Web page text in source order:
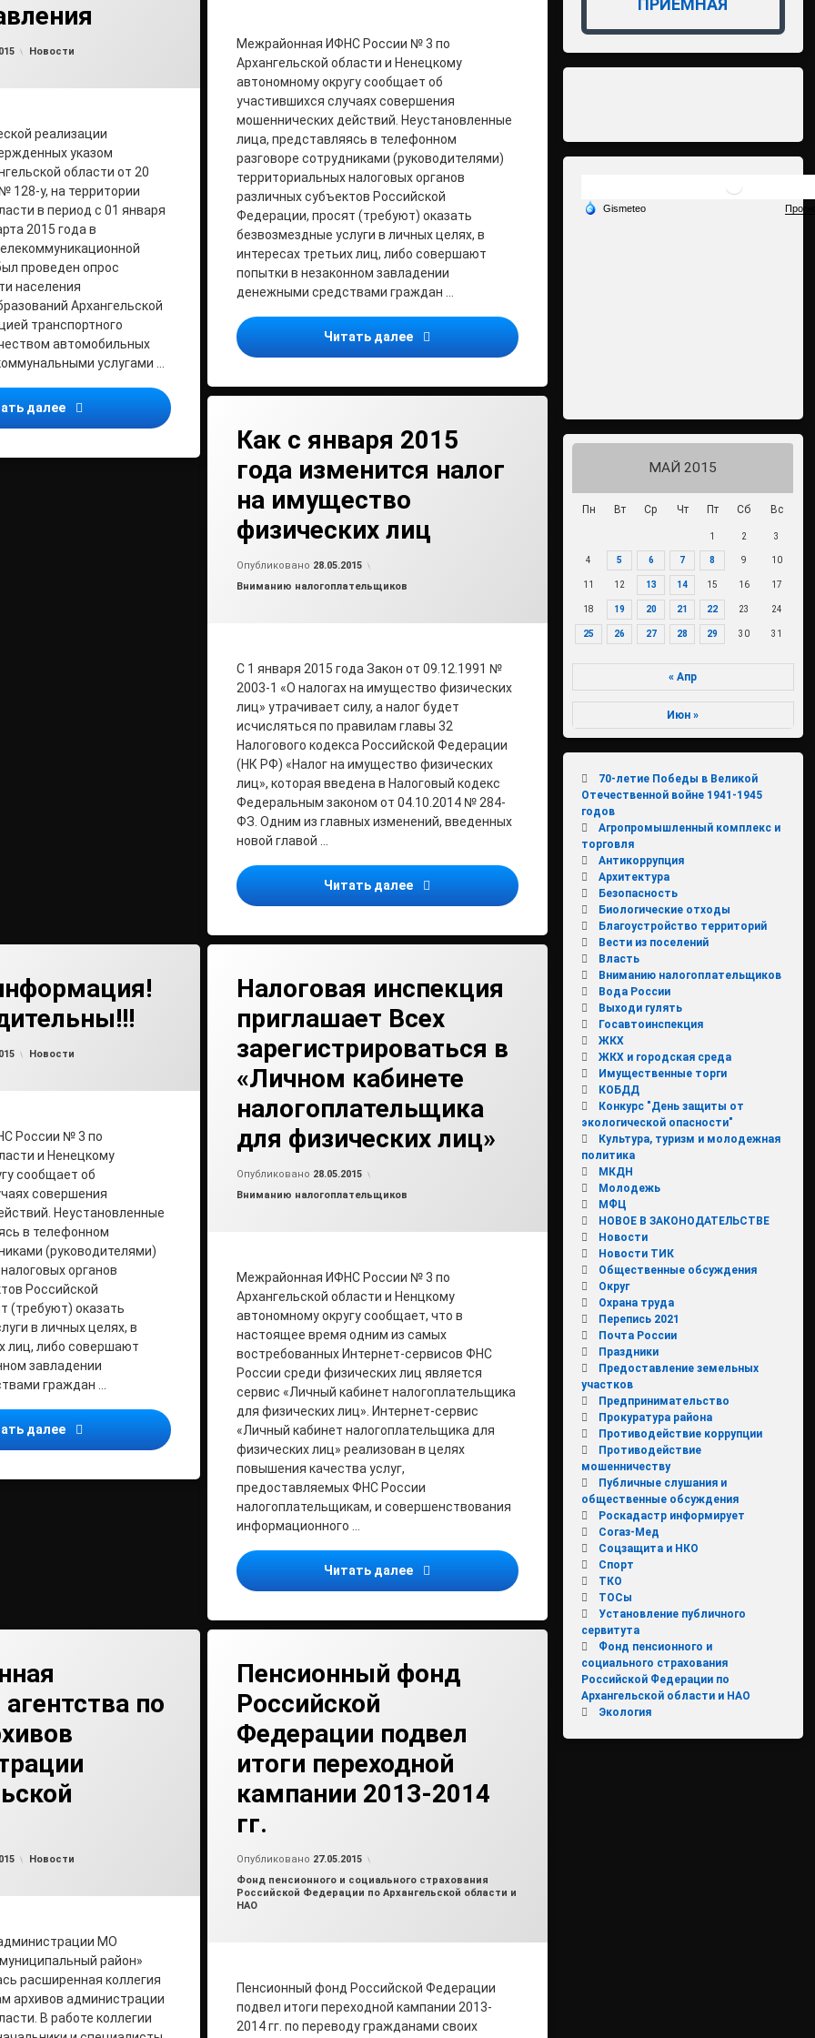
Рубрики:
Новости
реализации
указом
области от 20
128-у, на территории
в период с 01 января
2015 года в
проведен опрос
населения
Архангельской
транспортного
автомобильных
услугами …
далее Оценка эффективности деятельности органов местного самоуправления
Межрайонная ИФНС России № 3 по
Архангельской области и Ненецкому
автономному округу сообщает об
участившихся случаях совершения
мошеннических действий. Неустановленные
лица, представляясь в телефонном
разговоре сотрудниками (руководителями)
территориальных налоговых органов
различных субъектов Российской
Федерации, просят (требуют) оказать
безвозмездные услуги в личных целях, в
интересах третьих лиц, либо совершают
попытки в незаконном завладении
денежными средствами граждан …
Читать далее Важная информация! Будьте бдительны!
Как с января 2015
года изменится налог
на имущество
физических лиц
Опубликовано 28.05.2015
Рубрики:
Вниманию налогоплательщиков
С 1 января 2015 года Закон от 09.12.1991 №
2003-1 «О налогах на имущество физических
лиц» утрачивает силу, а налог будет
исчисляться по правилам главы 32
Налогового кодекса Российской Федерации
(НК РФ) «Налог на имущество физических
лиц», которая введена в Налоговый кодекс
Федеральным законом от 04.10.2014 № 284-
ФЗ. Одним из главных изменений, введенных
новой главой …
Читать далее Как с января 2015 года изменится налог на имущество
Рубрики:
Новости
России № 3 по
и Ненецкому
сообщает об
совершения
Неустановленные
в телефонном
(руководителями)
органов
Российской
(требуют) оказать
в личных целях, в
лиц, либо совершают
завладении
граждан …
далее Важная информация! Будьте бдительны!!!
Налоговая инспекция
приглашает Всех
зарегистрироваться в
«Личном кабинете
налогоплательщика
для физических лиц»
Опубликовано 28.05.2015
Рубрики:
Вниманию налогоплательщиков
Межрайонная ИФНС России № 3 по
Архангельской области и Ненцкому
автономному округу сообщает, что в
настоящее время одним из самых
востребованных Интернет-сервисов ФНС
России среди физических лиц является
сервис «Личный кабинет налогоплательщика
для физических лиц». Интернет-сервис
«Личный кабинет налогоплательщика для
физических лиц» реализован в целях
повышения качества услуг,
предоставляемых ФНС России
налогоплательщикам, и совершенствования
информационного …
Читать далее Налоговая инспекция приглашает Всех
по
Рубрики:
Новости
МО
район»
расширенная коллегия
архивов администрации
В работе коллегии
Пенсионный фонд
Российской
Федерации подвел
итоги переходной
кампании 2013-2014
гг.
Опубликовано 27.05.2015
Рубрики:
Фонд пенсионного и социального страхования
Российской Федерации по Архангельской области и
НАО
Пенсионный фонд Российской Федерации
подвел итоги переходной кампании 2013-
2014 гг. по переводу гражданами своих
ПРИЁМНАЯ
МАЙ 2015
Пн Вт Ср Чт Пт Сб Вс
1 2 3
4 5 6 7 8 9 10
11 12 13 14 15 16 17
18 19 20 21 22 23 24
25 26 27 28 29 30 31
« Апр
Июн »
70-летие Победы в Великой
Отечественной войне 1941-1945
годов
Агропромышленный комплекс и
торговля
Антикоррупция
Архитектура
Безопасность
Биологические отходы
Благоустройство территорий
Вести из поселений
Власть
Вниманию налогоплательщиков
Вода России
Выходи гулять
Госавтоинспекция
ЖКХ
ЖКХ и городская среда
Имущественные торги
КОБДД
Конкурс "День защиты от
экологической опасности"
Культура, туризм и молодежная
политика
МКДН
Молодежь
МФЦ
НОВОЕ В ЗАКОНОДАТЕЛЬСТВЕ
Новости
Новости ТИК
Общественные обсуждения
Округ
Охрана труда
Перепись 2021
Почта России
Праздники
Предоставление земельных
участков
Предпринимательство
Прокуратура района
Противодействие коррупции
Противодействие
мошенничеству
Публичные слушания и
общественные обсуждения
Роскадастр информирует
Согаз-Мед
Соцзащита и НКО
Спорт
ТКО
ТОСы
Установление публичного
сервитута
Фонд пенсионного и
социального страхования
Российской Федерации по
Архангельской области и НАО
Экология